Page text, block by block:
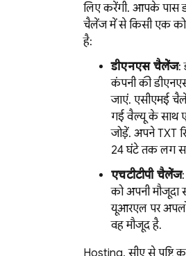
लिए करेंगी. आपके पास
चैलेंज में से किसी एक को
है:
डीएनएस चैलेंज:
कंपनी की
जाएं. एसीएमई
गई वैल्यू के साथ
जोड़ें. अपने TXT
24 घंटे तक लग
एचटीटीपी चैलेंज
को अपनी मौजूदा
यूआरएल पर
वह मौजूद है.
Hosting, सीए से पुष्टि